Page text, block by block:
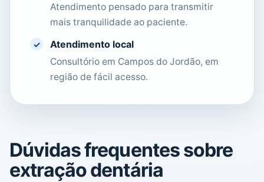
Atendimento pensado para transmitir
mais tranquilidade ao paciente.
✓ Atendimento local
Consultório em Campos do Jordão, em
região de fácil acesso.
Dúvidas frequentes sobre
extração dentária